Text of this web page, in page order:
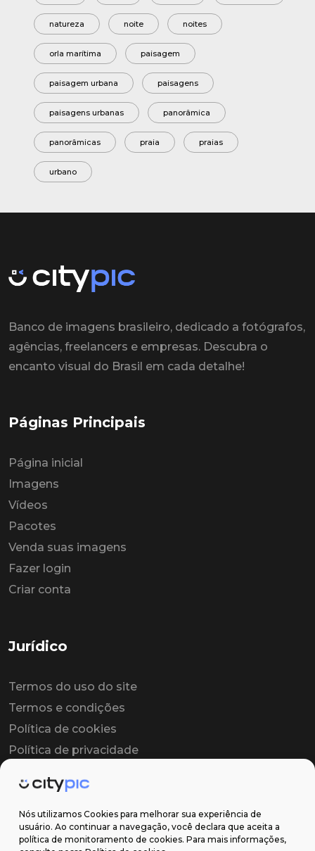
Nós utilizamos Cookies para melhorar sua experiência de
usuário. Ao continuar a navegação, você declara que aceita a
política de monitoramento de cookies. Para mais informações,
natureza noite noites
orla marítima paisagem
paisagem urbana paisagens
paisagens urbanas panorâmica
panorâmicas praia praias
urbano
Banco de imagens brasileiro, dedicado a fotógrafos,
agências, freelancers e empresas. Descubra o
encanto visual do Brasil em cada detalhe!
Páginas Principais
Página inicial
Imagens
Vídeos
Pacotes
Venda suas imagens
Fazer login
Criar conta
Jurídico
Termos do uso do site
Termos e condições
Política de cookies
Política de privacidade
Contrato de licença